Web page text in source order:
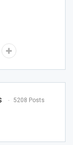
5208 Posts